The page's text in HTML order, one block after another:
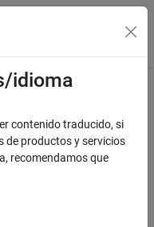
navegación
information?
idioma
contenido traducido, si
de productos y servicios
recomendamos que